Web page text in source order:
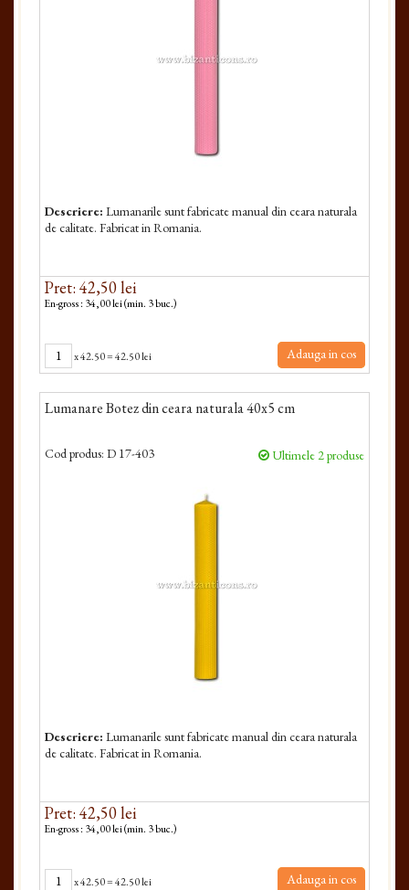
Descriere: Lumanarile sunt fabricate manual din ceara naturala
de calitate. Fabricat in Romania.
Pret: 42,50 lei
En-gross : 34,00 lei (min. 3 buc.)
x42.50=42.50 lei Adauga in cos
Lumanare Botez din ceara naturala 40x5 cm
Cod produs: D 17-403 Ultimele 2 produse
Descriere: Lumanarile sunt fabricate manual din ceara naturala
de calitate. Fabricat in Romania.
Pret: 42,50 lei
En-gross : 34,00 lei (min. 3 buc.)
x42.50=42.50 lei Adauga in cos